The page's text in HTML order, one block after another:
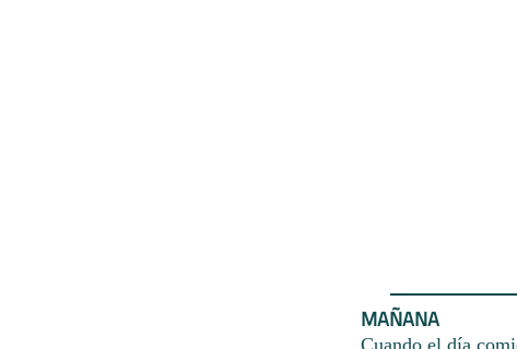
MAÑANA
Cuando el día